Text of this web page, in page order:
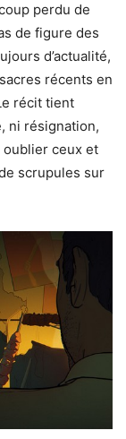
perdu de
de figure des
d’actualité,
récents en
récit tient
ni résignation,
oublier ceux et
scrupules sur